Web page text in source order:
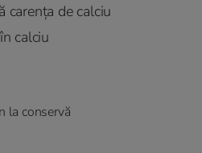
carența de calciu
calciu
la conservă